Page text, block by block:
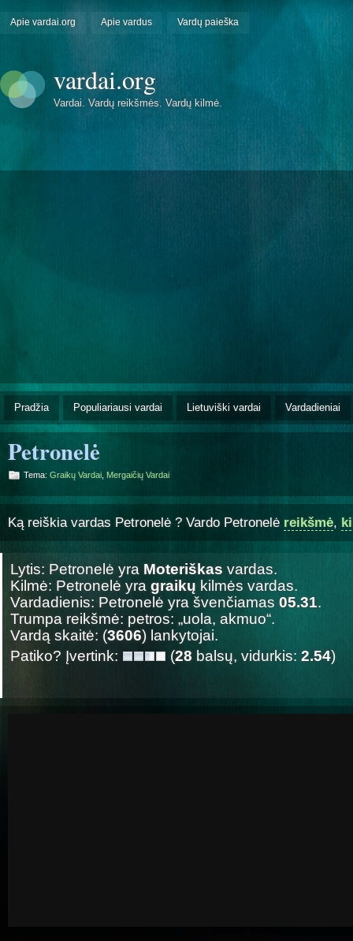
Apie vardai.org Apie vardus Vardų paieška
vardai.org
Vardai. Vardų reikšmės. Vardų kilmė.
Pradžia Populiariausi vardai Lietuviški vardai Vardadieniai
Petronelė
Tema: Graikų Vardai Mergaičių Vardai
Ką reiškia vardas Petronelė ? Vardo Petronelė reikšmė,
Lytis: Petronelė yra Moteriškas vardas.
Kilmė: Petronelė yra graikų kilmės vardas.
Vardadienis: Petronelė yra švenčiamas 05.31.
Trumpa reikšmė: petros: „uola, akmuo“.
Vardą skaitė: (3606) lankytojai.
Patiko? Įvertink:
(28 balsų, vidurkis: 2.54)